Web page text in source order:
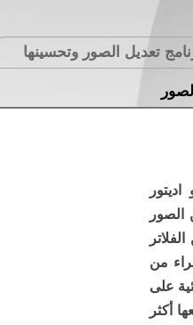
تعديل الصور وتحسينها
من
على
أكثر